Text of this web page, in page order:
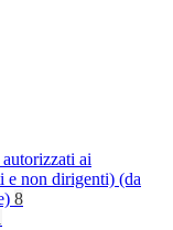
ai
e non dirigenti) (da
8